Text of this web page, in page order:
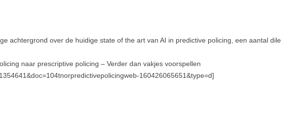
achtergrond over de huidige state of the art van AI in predictive policing, een aantal
naar prescriptive policing – Verder dan vakjes voorspellen
160426065651&type=d]